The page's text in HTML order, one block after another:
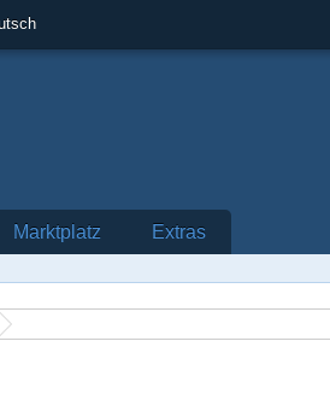
Marktplatz Extras